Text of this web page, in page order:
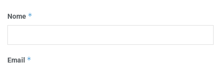
Nome *
Email *